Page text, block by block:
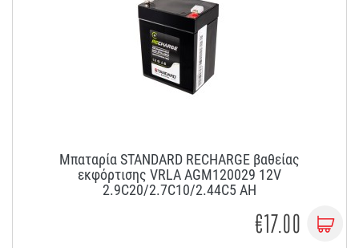
Μπαταρία STANDARD RECHARGE βαθείας
εκφόρτισης VRLA AGM120029 12V
2.9C20/2.7C10/2.44C5 AH
€17.00